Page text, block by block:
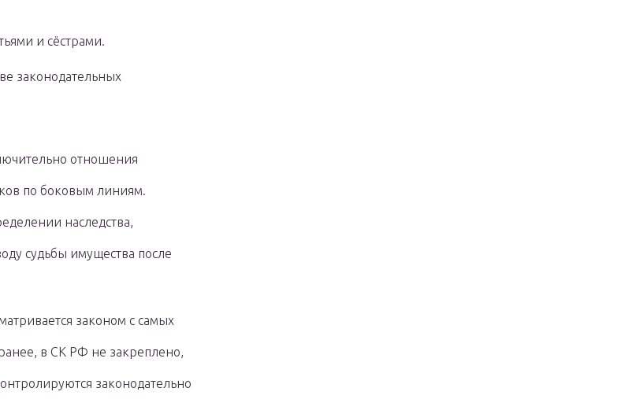
и сёстрами.
законодательных
отношения
по боковым линиям.
наследства,
судьбы имущества после
законом с самых
в СК РФ не закреплено,
законодательно